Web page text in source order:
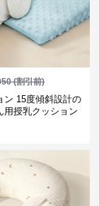
(割引前)
ン 15度傾斜設計の
用授乳クッション